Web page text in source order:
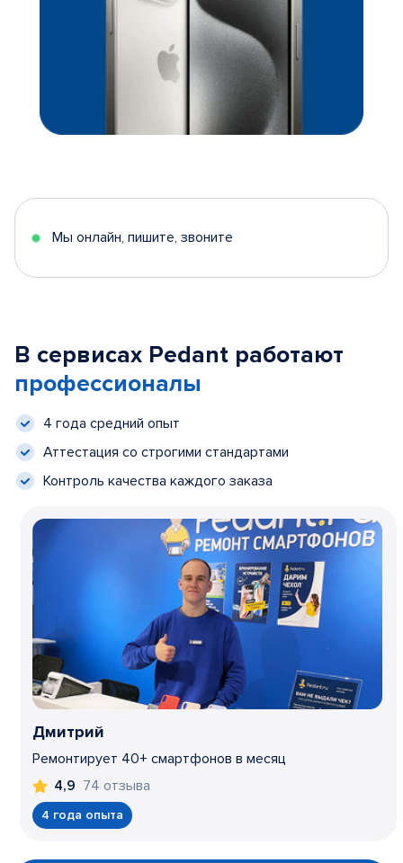
Мы онлайн, пишите, звоните
В сервисах Pedant работают
профессионалы
4 года средний опыт
Аттестация со строгими стандартами
Контроль качества каждого заказа
Дмитрий
Ремонтирует 40+ смартфонов в месяц
4,9 74 отзыва
4 года опыта